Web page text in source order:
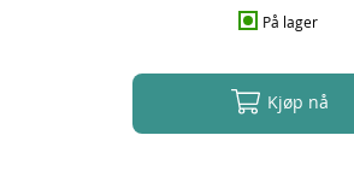
På lager
Kjøp nå